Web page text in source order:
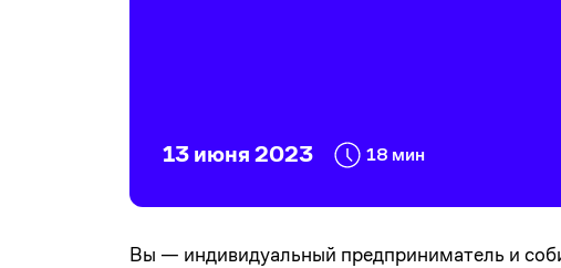
13 июня 2023 18 мин
Вы — индивидуальный предприниматель и